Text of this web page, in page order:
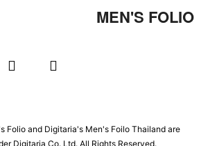
MEN'S FOLIO
Folio and Digitaria's Men's Foilo Thailand are
Digitaria Co. Ltd. All Rights Reserved.